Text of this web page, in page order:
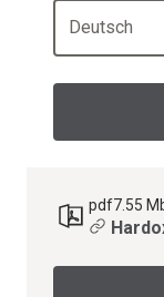
Deutsch
pdf7.55